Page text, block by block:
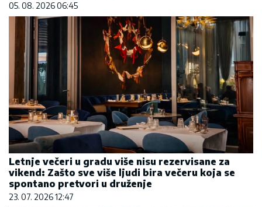
05. 08. 2026 06:45
Letnje večeri u gradu više nisu rezervisane za
vikend: Zašto sve više ljudi bira večeru koja se
spontano pretvori u druženje
23. 07. 2026 12:47